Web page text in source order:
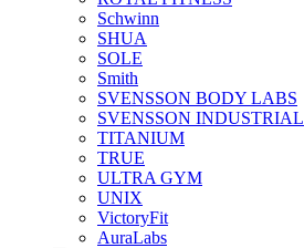
Schwinn
SHUA
SOLE
Smith
SVENSSON BODY LABS
SVENSSON INDUSTRIAL
TITANIUM
TRUE
ULTRA GYM
UNIX
VictoryFit
AuraLabs